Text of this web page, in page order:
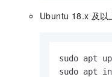
Ubuntu 18.x 及以
sudo apt
sudo apt